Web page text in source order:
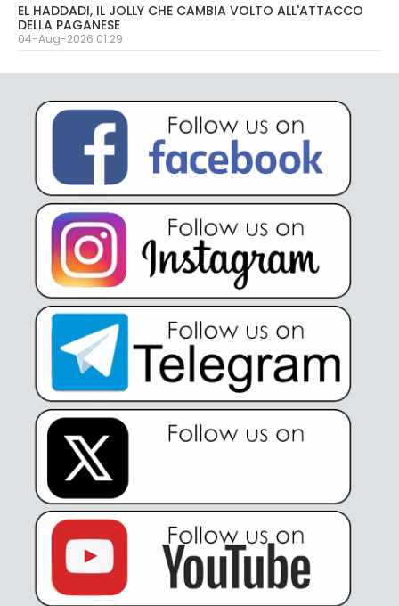
EL HADDADI, IL JOLLY CHE CAMBIA VOLTO ALL'ATTACCO
DELLA PAGANESE
04-Aug-2026 01:29